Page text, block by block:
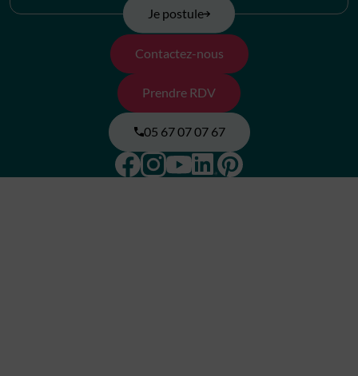
Je postule
Contactez-nous
Prendre RDV
05 67 07 07 67
FacebookInstagram
YoutubeLinkedinPinterest